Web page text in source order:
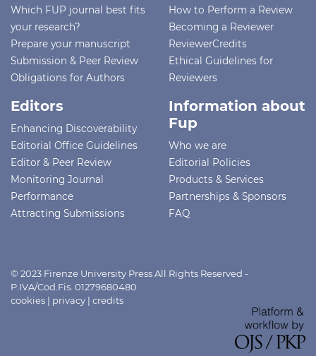
Which FUP journal best fits
your research?
Prepare your manuscript
Submission & Peer Review
Obligations for Authors
How to Perform a Review
Becoming a Reviewer
ReviewerCredits
Ethical Guidelines for
Reviewers
Editors
Enhancing Discoverability
Editorial Office Guidelines
Editor & Peer Review
Monitoring Journal
Performance
Attracting Submissions
Information about
Fup
Who we are
Editorial Policies
Products & Services
Partnerships & Sponsors
FAQ
© 2023 Firenze University Press All Rights Reserved -
P.IVA/Cod.Fis. 01279680480
cookies | privacy | credits